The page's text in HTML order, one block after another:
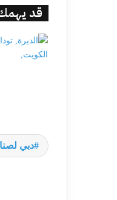
قد
دبي